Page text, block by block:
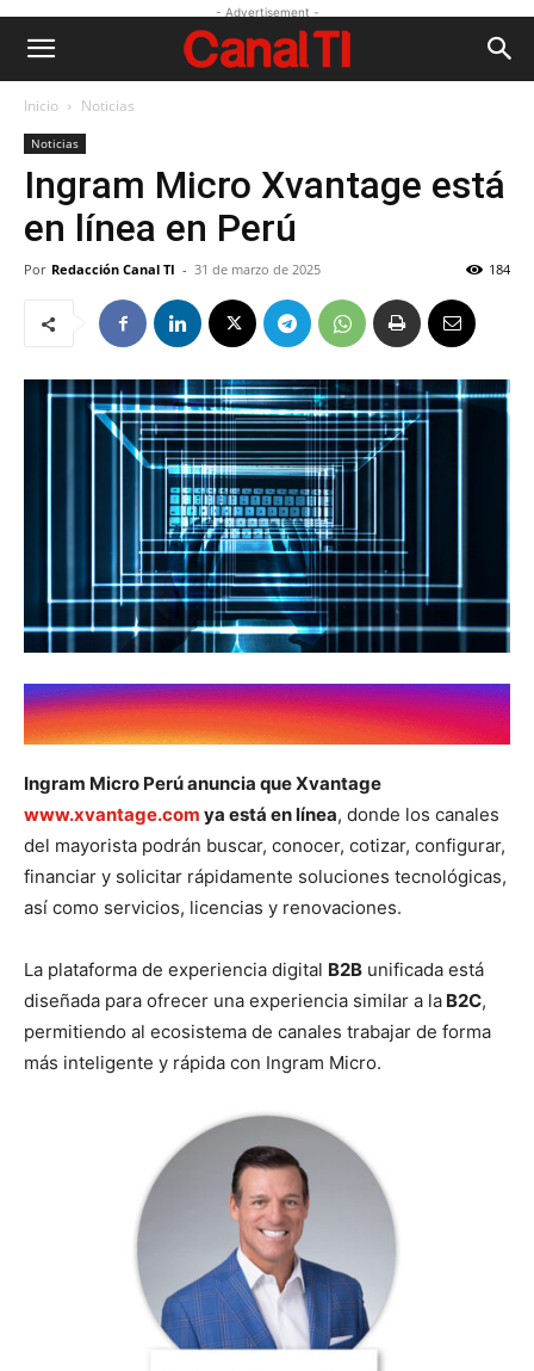
- Advertisement -
Inicio Noticias
Noticias
Ingram Micro Xvantage está
en línea en Perú
Por Redacción Canal TI - 31 de marzo de 2025 184
Ingram Micro Perú anuncia que Xvantage
www.xvantage.com ya está en línea, donde los canales
del mayorista podrán buscar, conocer, cotizar, configurar,
financiar y solicitar rápidamente soluciones tecnológicas,
así como servicios, licencias y renovaciones.
La plataforma de experiencia digital B2B unificada está
diseñada para ofrecer una experiencia similar a la B2C,
permitiendo al ecosistema de canales trabajar de forma
más inteligente y rápida con Ingram Micro.